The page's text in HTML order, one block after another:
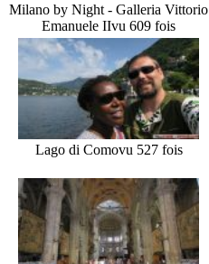
Milano by Night - Galleria Vittorio
Emanuele IIvu 609 fois
Lago di Comovu 527 fois